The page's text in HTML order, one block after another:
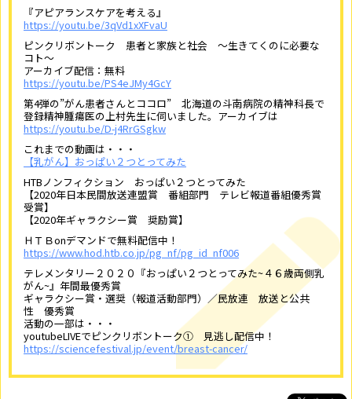
『アピアランスケアを考える』
https://youtu.be/3qVd1xXFvaU
ピンクリボントーク 患者と家族と社会 ～生きてくのに必要な
コト～
アーカイブ配信：無料
https://youtu.be/PS4eJMy4GcY
第4弾の”がん患者さんとココロ” 北海道の斗南病院の精神科長で
登録精神腫瘍医の上村先生に伺いました。アーカイブは
https://youtu.be/D-j4RrGSgkw
これまでの動画は・・・
【乳がん】おっぱい２つとってみた
HTBノンフィクション おっぱい２つとってみた
【2020年日本民間放送連盟賞 番組部門 テレビ報道番組優秀賞
受賞】
【2020年ギャラクシー賞 奨励賞】
ＨＴＢonデマンドで無料配信中！
https://www.hod.htb.co.jp/pg_nf/pg_id_nf006
テレメンタリー２０２０『おっぱい２つとってみた~４６歳両側乳
がん~』年間最優秀賞
ギャラクシー賞・選奨（報道活動部門）／民放連 放送と公共
性 優秀賞
活動の一部は・・・
youtubeLIVEでピンクリボントーク① 見逃し配信中！
https://sciencefestival.jp/event/breast-cancer/